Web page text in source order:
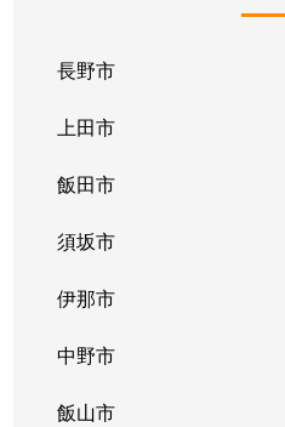
長野市
上田市
飯田市
須坂市
伊那市
中野市
飯山市